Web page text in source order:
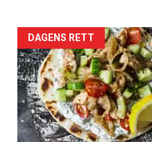
Forsiden
akkurat
nå
-
DAGENS RETT